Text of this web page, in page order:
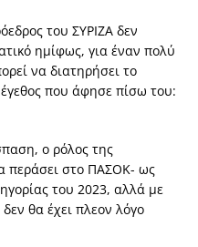
του ΣΥΡΙΖΑ δεν
ημίφως, για έναν πολύ
να διατηρήσει το
που άφησε πίσω του:
ο ρόλος της
περάσει στο ΠΑΣΟΚ- ως
του 2023, αλλά με
θα έχει πλεον λόγο